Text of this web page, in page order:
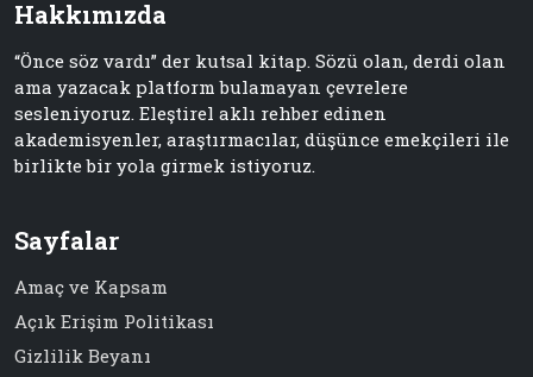
Hakkımızda
“Önce söz vardı” der kutsal kitap. Sözü olan, derdi olan
ama yazacak platform bulamayan çevrelere
sesleniyoruz. Eleştirel aklı rehber edinen
akademisyenler, araştırmacılar, düşünce emekçileri ile
birlikte bir yola girmek istiyoruz.
Sayfalar
Amaç ve Kapsam
Açık Erişim Politikası
Gizlilik Beyanı